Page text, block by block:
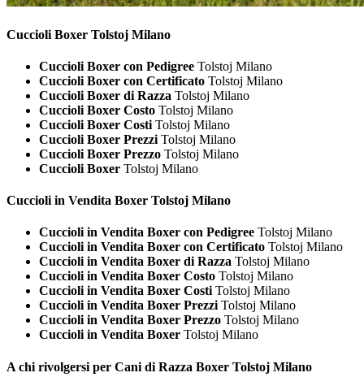
Cuccioli Boxer Tolstoj Milano
Cuccioli Boxer con Pedigree Tolstoj Milano
Cuccioli Boxer con Certificato Tolstoj Milano
Cuccioli Boxer di Razza Tolstoj Milano
Cuccioli Boxer Costo Tolstoj Milano
Cuccioli Boxer Costi Tolstoj Milano
Cuccioli Boxer Prezzi Tolstoj Milano
Cuccioli Boxer Prezzo Tolstoj Milano
Cuccioli Boxer Tolstoj Milano
Cuccioli in Vendita Boxer Tolstoj Milano
Cuccioli in Vendita Boxer con Pedigree Tolstoj Milano
Cuccioli in Vendita Boxer con Certificato Tolstoj Milano
Cuccioli in Vendita Boxer di Razza Tolstoj Milano
Cuccioli in Vendita Boxer Costo Tolstoj Milano
Cuccioli in Vendita Boxer Costi Tolstoj Milano
Cuccioli in Vendita Boxer Prezzi Tolstoj Milano
Cuccioli in Vendita Boxer Prezzo Tolstoj Milano
Cuccioli in Vendita Boxer Tolstoj Milano
A chi rivolgersi per Cani di Razza Boxer Tolstoj Milano